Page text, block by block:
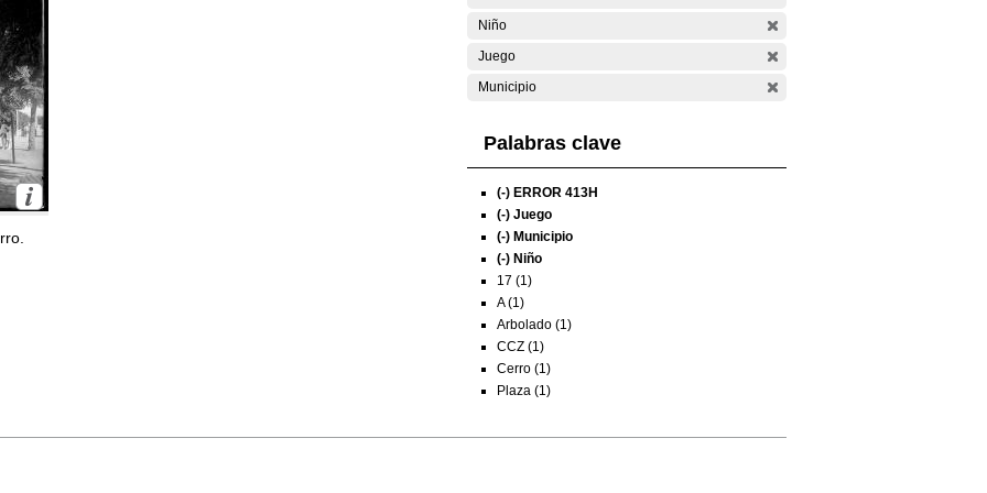
Niño
Juego
Municipio
Palabras clave
(-) ERROR 413H
(-) Juego
(-) Municipio
(-) Niño
17 (1)
A (1)
Arbolado (1)
CCZ (1)
Cerro (1)
Plaza (1)